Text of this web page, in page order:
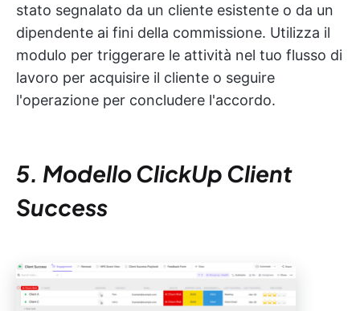
stato segnalato da un cliente esistente o da un
dipendente ai fini della commissione. Utilizza il
modulo per triggerare le attività nel tuo flusso di
lavoro per acquisire il cliente o seguire
l'operazione per concludere l'accordo.
5. Modello ClickUp Client
Success